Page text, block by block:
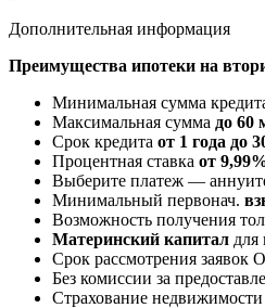
Дополнительная информация
Преимущества ипотеки на
Минимальная сумма
Максимальная сумма до 60
Срок кредита от 1 года до
Процентная ставка от
Выберите платеж —
Минимальный первонач.
Возможность получения
Материнский капитал для
Срок рассмотрения заявок
Без комиссии за
Страхование